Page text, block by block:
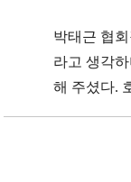
박태근 협
라고 생각
해 주셨다.